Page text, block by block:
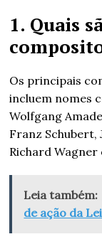
1. Quais
Os principais
incluem nomes
Wolfgang
Franz Schubert,
Richard
Leia também:
de ação da